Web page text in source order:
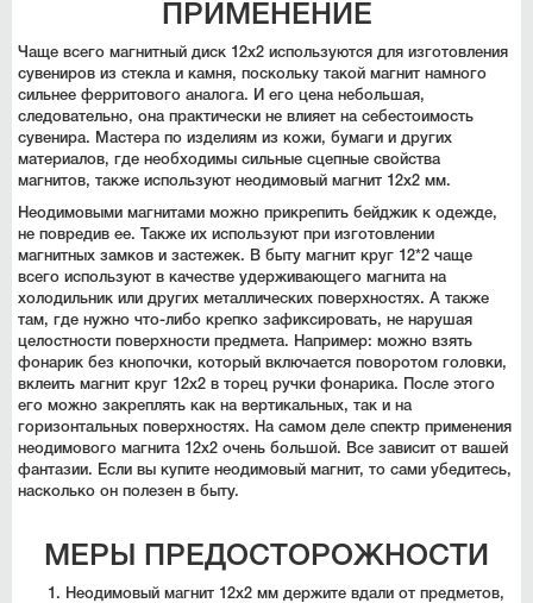
ПРИМЕНЕНИЕ
Чаще всего магнитный диск 12х2 используются для изготовления
сувениров из стекла и камня, поскольку такой магнит намного
сильнее ферритового аналога. И его цена небольшая,
следовательно, она практически не влияет на себестоимость
сувенира. Мастера по изделиям из кожи, бумаги и других
материалов, где необходимы сильные сцепные свойства
магнитов, также используют неодимовый магнит 12х2 мм.
Неодимовыми магнитами можно прикрепить бейджик к одежде,
не повредив ее. Также их используют при изготовлении
магнитных замков и застежек. В быту магнит круг 12*2 чаще
всего используют в качестве удерживающего магнита на
холодильник или других металлических поверхностях. А также
там, где нужно что-либо крепко зафиксировать, не нарушая
целостности поверхности предмета. Например: можно взять
фонарик без кнопочки, который включается поворотом головки,
вклеить магнит круг 12х2 в торец ручки фонарика. После этого
его можно закреплять как на вертикальных, так и на
горизонтальных поверхностях. На самом деле спектр применения
неодимового магнита 12х2 очень большой. Все зависит от вашей
фантазии. Если вы купите неодимовый магнит, то сами убедитесь,
насколько он полезен в быту.
МЕРЫ ПРЕДОСТОРОЖНОСТИ
Неодимовый магнит 12х2 мм держите вдали от предметов,